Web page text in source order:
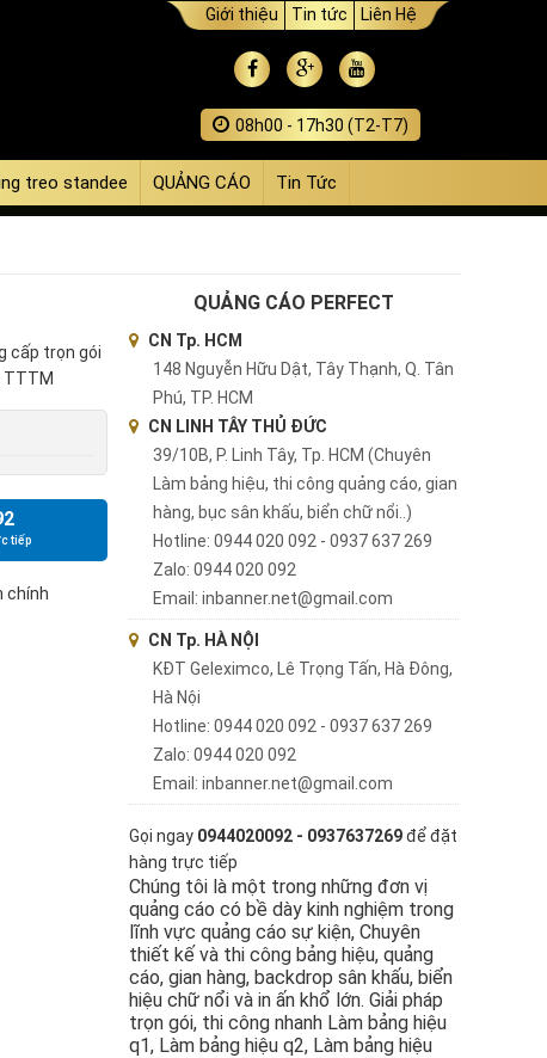
Giới thiệu Tin tức Liên Hệ
08h00 - 17h30 (T2-T7)
treo standee QUẢNG CÁO Tin Tức
cấp trọn gói
TTTM
tiếp
chính
QUẢNG CÁO PERFECT
CN Tp. HCM
148 Nguyễn Hữu Dật, Tây Thạnh, Q. Tân
Phú, TP. HCM
CN LINH TÂY THỦ ĐỨC
39/10B, P. Linh Tây, Tp. HCM (Chuyên
Làm bảng hiệu, thi công quảng cáo, gian
hàng, bục sân khấu, biển chữ nổi..)
Hotline: 0944 020 092 - 0937 637 269
Zalo: 0944 020 092
Email: inbanner.net@gmail.com
CN Tp. HÀ NỘI
KĐT Geleximco, Lê Trọng Tấn, Hà Đông,
Hà Nội
Hotline: 0944 020 092 - 0937 637 269
Zalo: 0944 020 092
Email: inbanner.net@gmail.com
Gọi ngay 0944020092 - 0937637269để đặt
hàng trực tiếp
Chúng tôi là một trong những đơn vị
quảng cáo có bề dày kinh nghiệm trong
lĩnh vực quảng cáo sự kiện, Chuyên
thiết kế và thi công bảng hiệu, quảng
cáo, gian hàng, backdrop sân khấu, biển
hiệu chữ nổi và in ấn khổ lớn. Giải pháp
trọn gói, thi công nhanh Làm bảng hiệu
q1, Làm bảng hiệu q2, Làm bảng hiệu